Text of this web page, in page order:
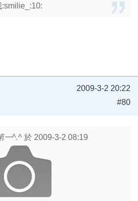
2009-3-2 20:22
#80
一^.^ 於 2009-3-2 08:19